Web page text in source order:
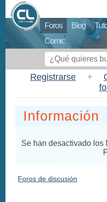
Foros Blog
Comic
Registrarse +
Información
Se han desactivado los
Foros de discusión